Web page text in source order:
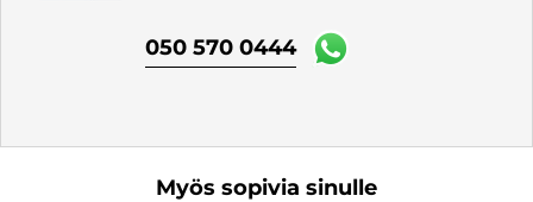
050 570 0444
Myös sopivia sinulle